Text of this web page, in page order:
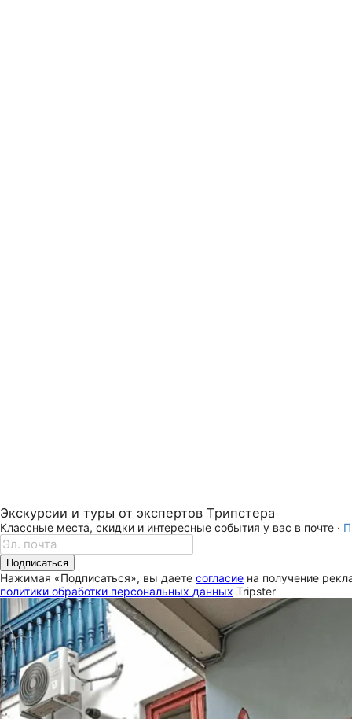
Экскурсии и туры от экспертов Трипстера
Классные места, скидки и интересные события у вас в почте ·
Подписаться
Нажимая «Подписаться», вы даете согласие на получение
политики обработки персональных данных Tripster